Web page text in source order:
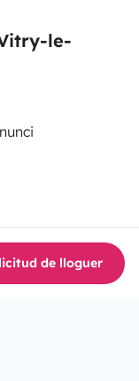
le-
de lloguer